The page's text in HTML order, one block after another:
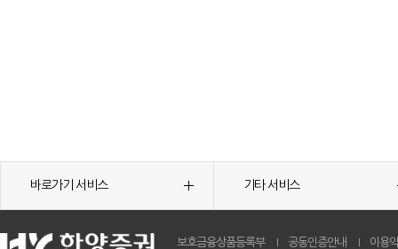
바로가기 서비스 기타 서비스
보호금융상품등록부 공동인증안내 이용